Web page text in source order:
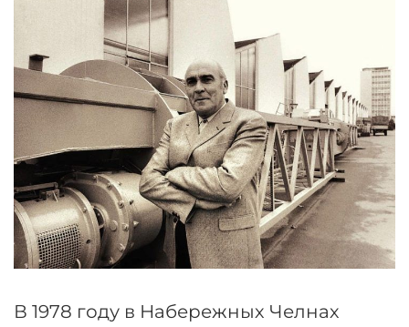
В 1978 году в Набережных Челнах